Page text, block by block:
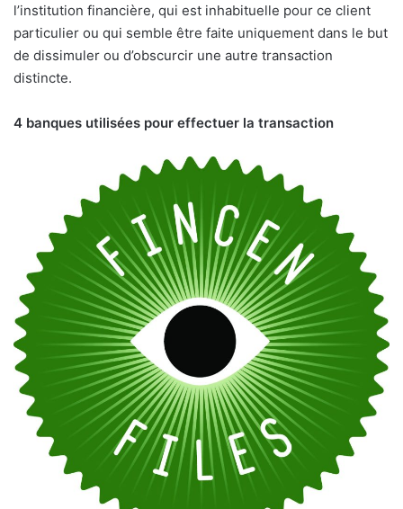
l’institution financière, qui est inhabituelle pour ce client
particulier ou qui semble être faite uniquement dans le but
de dissimuler ou d’obscurcir une autre transaction
distincte.
4 banques utilisées pour effectuer la transaction